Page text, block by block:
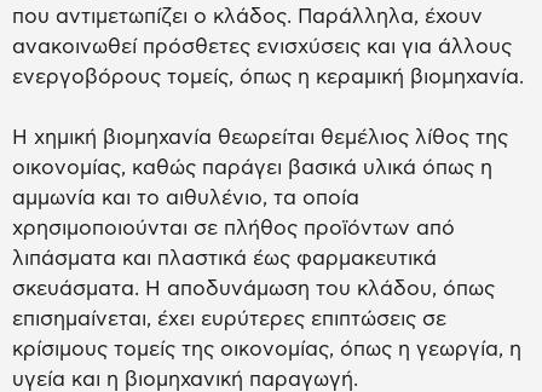
που αντιμετωπίζει ο κλάδος. Παράλληλα, έχουν
ανακοινωθεί πρόσθετες ενισχύσεις και για άλλους
ενεργοβόρους τομείς, όπως η κεραμική βιομηχανία.
Η χημική βιομηχανία θεωρείται θεμέλιος λίθος της
οικονομίας, καθώς παράγει βασικά υλικά όπως η
αμμωνία και το αιθυλένιο, τα οποία
χρησιμοποιούνται σε πλήθος προϊόντων από
λιπάσματα και πλαστικά έως φαρμακευτικά
σκευάσματα. Η αποδυνάμωση του κλάδου, όπως
επισημαίνεται, έχει ευρύτερες επιπτώσεις σε
κρίσιμους τομείς της οικονομίας, όπως η γεωργία, η
υγεία και η βιομηχανική παραγωγή.